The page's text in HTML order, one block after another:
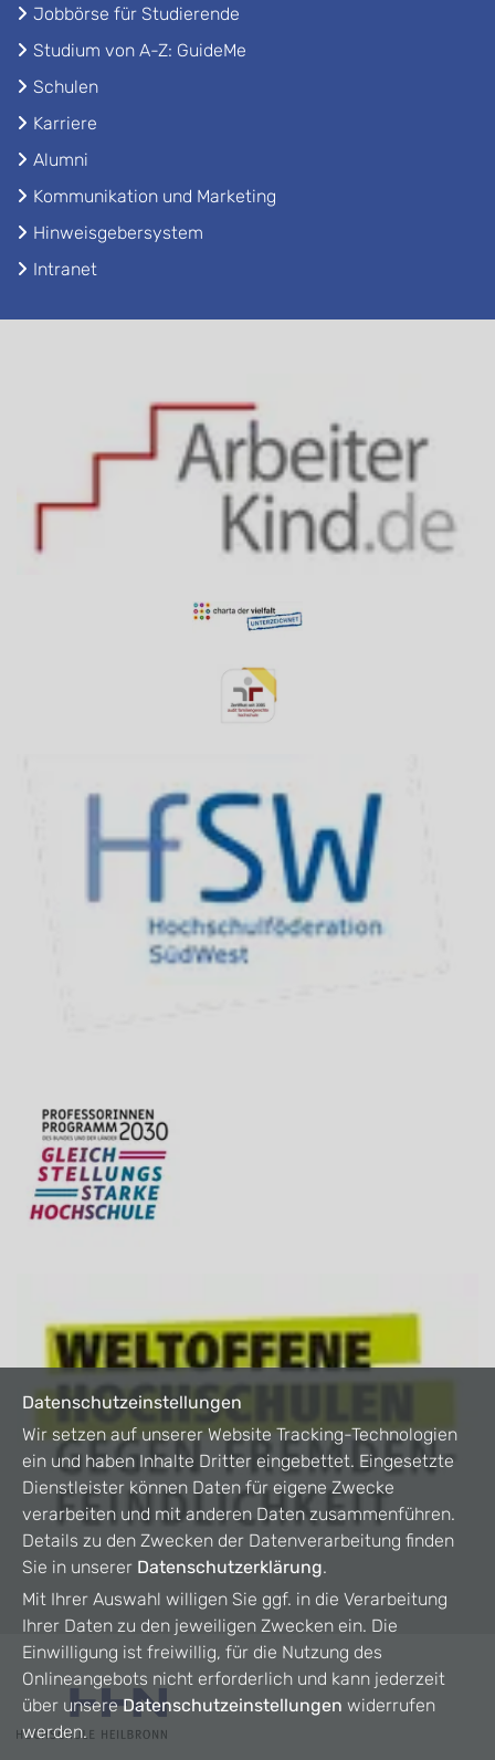
Jobbörse für Studierende
Studium von A-Z: GuideMe
Schulen
Karriere
Alumni
Kommunikation und Marketing
Hinweisgebersystem
Intranet
Datenschutzeinstellungen
Wir setzen auf unserer Website Tracking-Technologien
ein und haben Inhalte Dritter eingebettet. Eingesetzte
Dienstleister können Daten für eigene Zwecke
verarbeiten und mit anderen Daten zusammenführen.
Details zu den Zwecken der Datenverarbeitung finden
Sie in unserer Datenschutzerklärung.
Mit Ihrer Auswahl willigen Sie ggf. in die Verarbeitung
Ihrer Daten zu den jeweiligen Zwecken ein. Die
Einwilligung ist freiwillig, für die Nutzung des
Onlineangebots nicht erforderlich und kann jederzeit
über unsereDatenschutzeinstellungen widerrufen
werden.